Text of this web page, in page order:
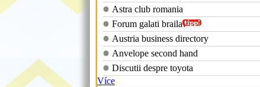
Astra club romania
Forum galati braila
Austria business directory
Anvelope second hand
Discutii despre toyota
Více